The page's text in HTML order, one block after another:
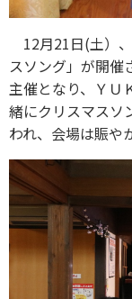
12月21日(土）
スソング」が開催
主催となり、ＹＵ
緒にクリスマスソ
われ、会場は賑や